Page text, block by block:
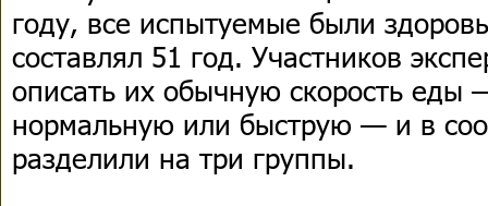
году, все испытуемые были
составлял 51 год. Участников
описать их обычную скорость
нормальную или быструю — и в
разделили на три группы.